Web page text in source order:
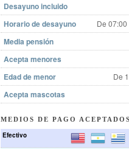
Desayuno incluido
Horario de desayuno De
Media pensión
Acepta menores
Edad de menor De
Acepta mascotas
MEDIOS DE PAGO ACEPTADOS
Efectivo